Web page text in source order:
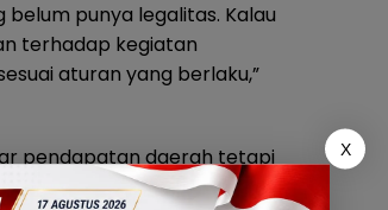
belum punya legalitas. Kalau
terhadap kegiatan
aturan yang berlaku,”
pendapatan daerah tetapi
dan legal.
X